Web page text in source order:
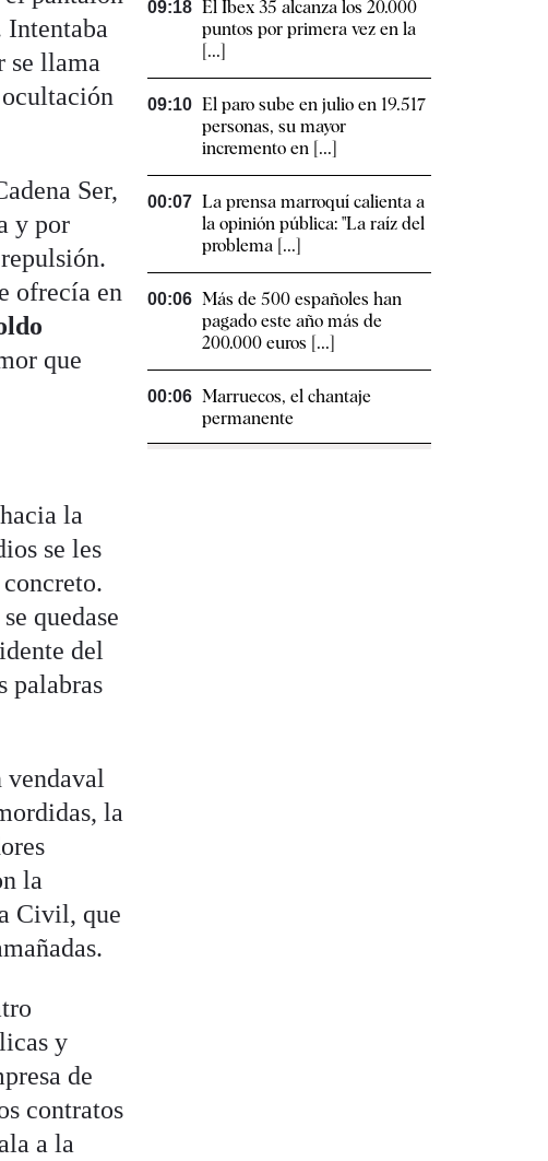
Intentaba
se llama
Ser,
y por
ofrecía en
que
la
se les
quedase
del
palabras
vendaval
la
la
Civil, que
y
de
contratos
a la
09:18 El Ibex 35 alcanza los 20.000
puntos por primera vez en la
[...]
09:10 El paro sube en julio en 19.517
personas, su mayor
incremento en [...]
00:07 La prensa marroquí calienta a
la opinión pública: "La raíz del
problema [...]
00:06 Más de 500 españoles han
pagado este año más de
200.000 euros [...]
00:06 Marruecos, el chantaje
permanente